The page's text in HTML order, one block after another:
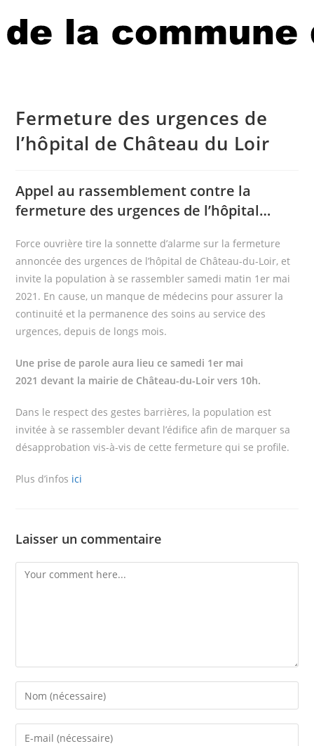
Fermeture des urgences de
l’hôpital de Château du Loir
Appel au rassemblement contre la
fermeture des urgences de l’hôpital…
Force ouvrière tire la sonnette d’alarme sur la fermeture
annoncée des urgences de l’hôpital de Château-du-Loir, et
invite la population à se rassembler samedi matin 1er mai
2021. En cause, un manque de médecins pour assurer la
continuité et la permanence des soins au service des
urgences, depuis de longs mois.
Une prise de parole aura lieu ce samedi 1er mai
2021 devant la mairie de Château-du-Loir vers 10h.
Dans le respect des gestes barrières, la population est
invitée à se rassembler devant l’édifice afin de marquer sa
désapprobation vis-à-vis de cette fermeture qui se profile.
Plus d’infos ici
Laisser un commentaire